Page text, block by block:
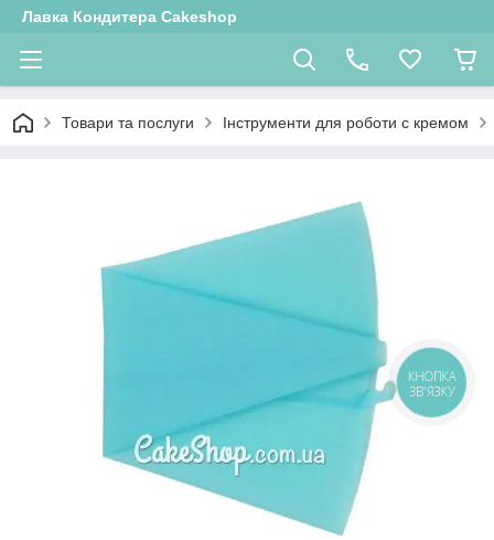
Лавка Кондитера Cakeshop
Товари та послуги Інструменти для роботи с кремом
КНОПКА
ЗВ'ЯЗКУ